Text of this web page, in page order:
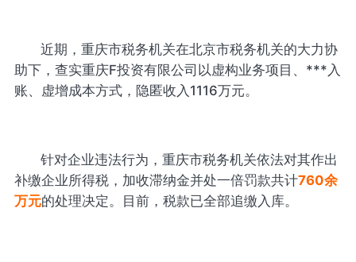
近期，重庆市税务机关在北京市税务机关的大力协
助下，查实重庆F投资有限公司以虚构业务项目、***入
账、虚增成本方式，隐匿收入1116万元。
针对企业违法行为，重庆市税务机关依法对其作出
补缴企业所得税，加收滞纳金并处一倍罚款共计760余
万元的处理决定。目前，税款已全部追缴入库。